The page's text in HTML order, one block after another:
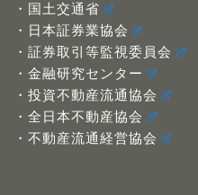
・国土交通省
・日本証券業協会
・証券取引等監視委員会
・金融研究センター
・投資不動産流通協会
・全日本不動産協会
・不動産流通経営協会